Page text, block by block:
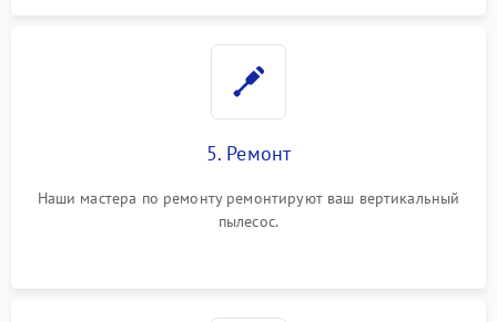
5. Ремонт
Наши мастера по ремонту ремонтируют ваш вертикальный
пылесос.